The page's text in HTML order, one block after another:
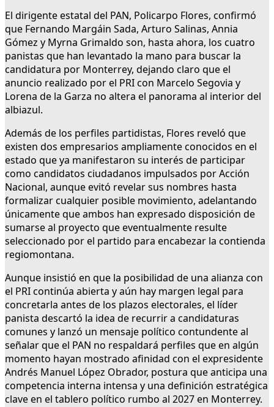
El dirigente estatal del PAN, Policarpo Flores, confirmó
que Fernando Margáin Sada, Arturo Salinas, Annia
Gómez y Myrna Grimaldo son, hasta ahora, los cuatro
panistas que han levantado la mano para buscar la
candidatura por Monterrey, dejando claro que el
anuncio realizado por el PRI con Marcelo Segovia y
Lorena de la Garza no altera el panorama al interior del
albiazul.
Además de los perfiles partidistas, Flores reveló que
existen dos empresarios ampliamente conocidos en el
estado que ya manifestaron su interés de participar
como candidatos ciudadanos impulsados por Acción
Nacional, aunque evitó revelar sus nombres hasta
formalizar cualquier posible movimiento, adelantando
únicamente que ambos han expresado disposición de
sumarse al proyecto que eventualmente resulte
seleccionado por el partido para encabezar la contienda
regiomontana.
Aunque insistió en que la posibilidad de una alianza con
el PRI continúa abierta y aún hay margen legal para
concretarla antes de los plazos electorales, el líder
panista descartó la idea de recurrir a candidaturas
comunes y lanzó un mensaje político contundente al
señalar que el PAN no respaldará perfiles que en algún
momento hayan mostrado afinidad con el expresidente
Andrés Manuel López Obrador, postura que anticipa una
competencia interna intensa y una definición estratégica
clave en el tablero político rumbo al 2027 en Monterrey.